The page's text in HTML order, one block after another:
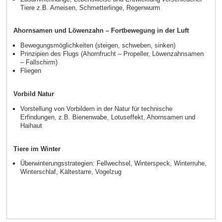
Tiere z.B. Ameisen, Schmetterlinge, Regenwurm
Ahornsamen und Löwenzahn – Fortbewegung in der Luft
Bewegungsmöglichkeiten (steigen, schweben, sinken)
Prinzipien des Flugs (Ahornfrucht – Propeller, Löwenzahnsamen
– Fallschirm)
Fliegen
Vorbild Natur
Vorstellung von Vorbildern in der Natur für technische
Erfindungen, z.B. Bienenwabe, Lotuseffekt, Ahornsamen und
Haihaut
Tiere im Winter
Überwinterungsstrategien: Fellwechsel, Winterspeck, Winterruhe,
Winterschlaf, Kältestarre, Vogelzug